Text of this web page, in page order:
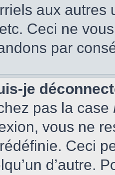
aux
Ceci ne
par
je
pas la case
vous ne
Ceci
d’autre.